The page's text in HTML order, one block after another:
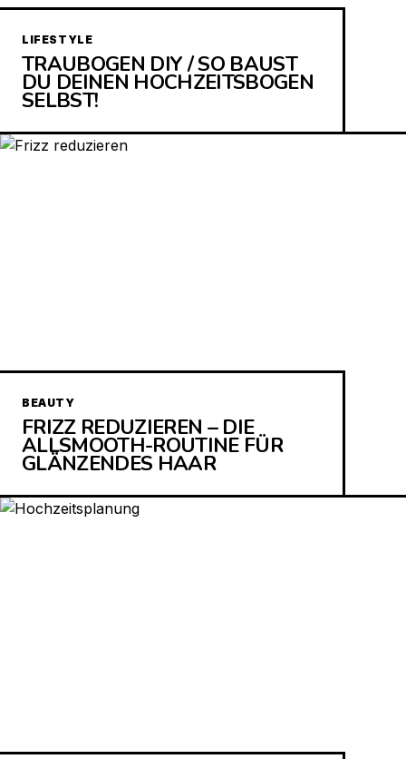
LIFESTYLE
TRAUBOGEN DIY / SO BAUST
DU DEINEN HOCHZEITSBOGEN
SELBST!
BEAUTY
FRIZZ REDUZIEREN – DIE
ALLSMOOTH-ROUTINE FÜR
GLÄNZENDES HAAR